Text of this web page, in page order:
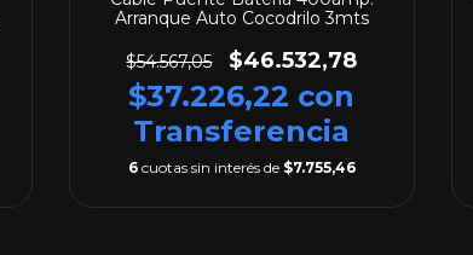
Arranque Auto Cocodrilo 3mts
$54.567,05
$46.532,78
$37.226,22 con
Transferencia
6 cuotas sin interés de $7.755,46